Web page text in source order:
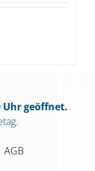
Uhr geöffnet.
AGB